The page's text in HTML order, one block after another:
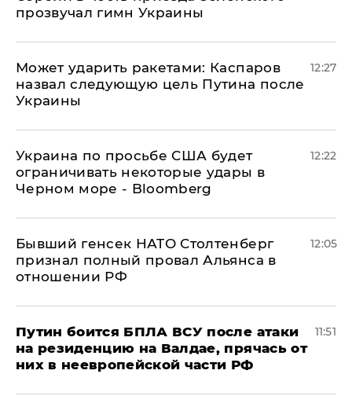
прозвучал гимн Украины
Может ударить ракетами: Каспаров
назвал следующую цель Путина после
Украины
12:27
Украина по просьбе США будет
ограничивать некоторые удары в
Черном море - Bloomberg
12:22
Бывший генсек НАТО Столтенберг
признал полный провал Альянса в
отношении РФ
12:05
Путин боится БПЛА ВСУ после атаки
на резиденцию на Валдае, прячась от
них в неевропейской части РФ
11:51